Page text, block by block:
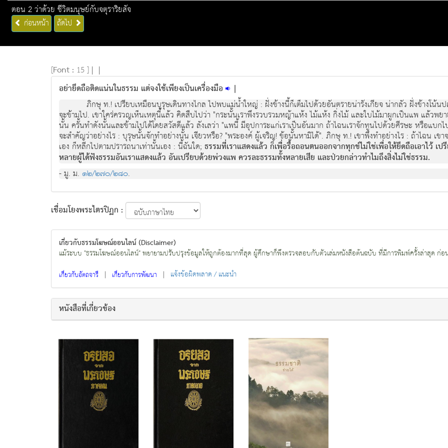
ตอน 2 ว่าด้วย ชีวิตมนุษย์กับจตุราริยสัจ
ก่อนหน้า ถัดไป
[Font : 15 ] | |
อย่ายึดถือติดแน่นในธรรม แต่จงใช้เพียงเป็นเครื่องมือ |
ภิกษุ ท.! เปรียบเหมือนบุรุษเดินทางไกล ไปพบแมน้ำใหญ : ฝงขางนี้ก็เต็มไปดวยอันตรายนารังเกียจ นากลัว ฝงขางโน
จะขามไป. เขาใครครวญเห็นเหตุนี้แลว คิดสืบไปวา "กระนั้นเราพึงรวบรวมหญาแหง ไมแหง กิ่งไม และใบไมมาผูกเปนแพ แลว
นั้น ครั้นทําดังนั้นและขามไปไดโดยสวัสดีแลว ลังเลวา "แพนี้ มีอุปการะแกเราเปนอันมาก ถาไฉนเราจักทูนไปดวยศีรษะ หรือแบ
จะสําคัญวาอยางไร : บุรุษนั้นจักทําอยางนั้น เจียวหรือ? "พระองค ผูเจริญ! ขอนั้นหามิได". ภิกษุ ท.! เขาพึงทําอยางไร : ถาไฉน เ
เอง ก็หลีกไปตามปรารถนาเทานั้นเอง : นี้ฉันใด; ธรรมที่เราแสดงแลว ก็เพื่อรื้อถอนตนออกจากทุกขไมใชเพื่อใหยึดถือเอาไว
หลายผูไดฟงธรรมอันเราแสดงแลว อันเปรียบดวยพวงแพ ควรละธรรมทั้งหลายเสีย และปวยกลาวทําไมถึงสิ่งไมใชธรรม.
- มู. ม. ๑๒/๒๗๐/๒๘๐.
เชื่อมโยงพระไตรปิฏก :
เกี่ยวกับธรรมโฆษณ์ออนไลน์ (Disclaimer)
แม้ระบบ "ธรรมโฆษณ์ออนไลน์" พยายามปรับปรุงข้อมูลให้ถูกต้องมากที่สุด ผู้ศึกษาก็พึงตรวจสอบกับตัวเล่มหนังสือต้นฉบับ ที่มีการพิมพ์ครั้งล่าสุด ก่อน
เกี่ยวกับอัตถจารี | เกี่ยวกับการพัฒนา | แจ้งข้อผิดพลาด / แนะนำ
หนังสือที่เกี่ยวข้อง